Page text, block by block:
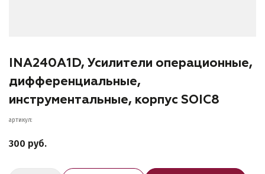
INA240A1D, Усилители операционные,
дифференциальные,
инструментальные, корпус SOIC8
артикул:
300 руб.